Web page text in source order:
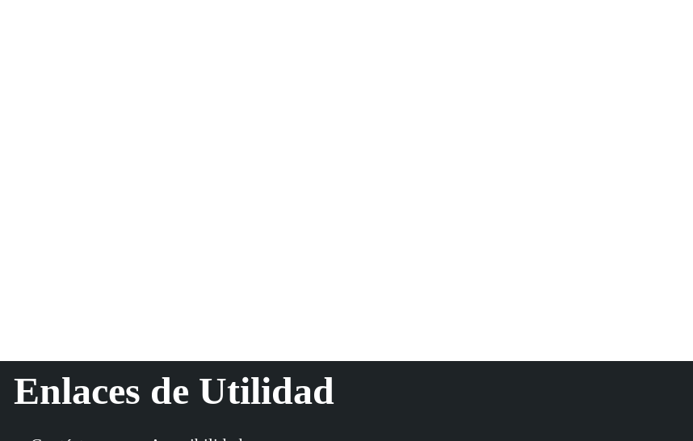
Enlaces de Utilidad